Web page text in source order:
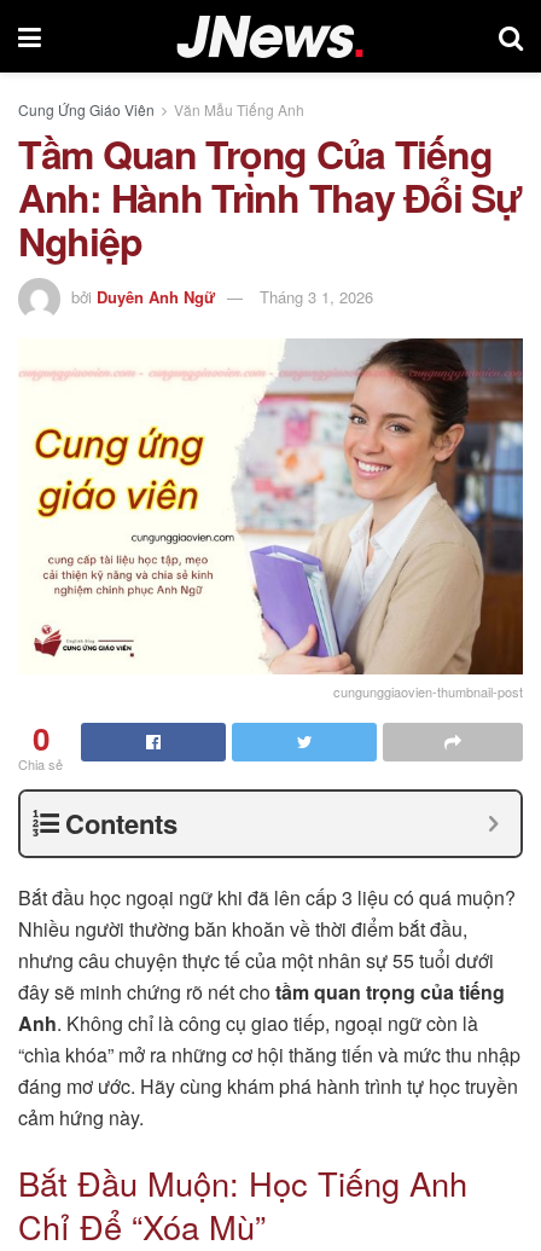
Cung Ứng Giáo Viên Văn Mẫu Tiếng Anh
Tầm Quan Trọng Của Tiếng
Anh: Hành Trình Thay Đổi Sự
Nghiệp
bởi Duyên Anh Ngữ Tháng 3 1, 2026
cungunggiaovien-thumbnail-post
0
Chia sẻ
Contents
Bắt đầu học ngoại ngữ khi đã lên cấp 3 liệu có quá muộn?
Nhiều người thường băn khoăn về thời điểm bắt đầu,
nhưng câu chuyện thực tế của một nhân sự 55 tuổi dưới
đây sẽ minh chứng rõ nét chotầm quan trọng của tiếng
Anh. Không chỉ là công cụ giao tiếp, ngoại ngữ còn là
“chìa khóa” mở ra những cơ hội thăng tiến và mức thu nhập
đáng mơ ước. Hãy cùng khám phá hành trình tự học truyền
cảm hứng này.
Bắt Đầu Muộn: Học Tiếng Anh
Chỉ Để “Xóa Mù”